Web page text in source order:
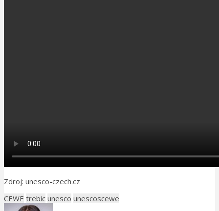
Zdroj: unesco-czech.cz
CEWE trebic unesco unescoscewe